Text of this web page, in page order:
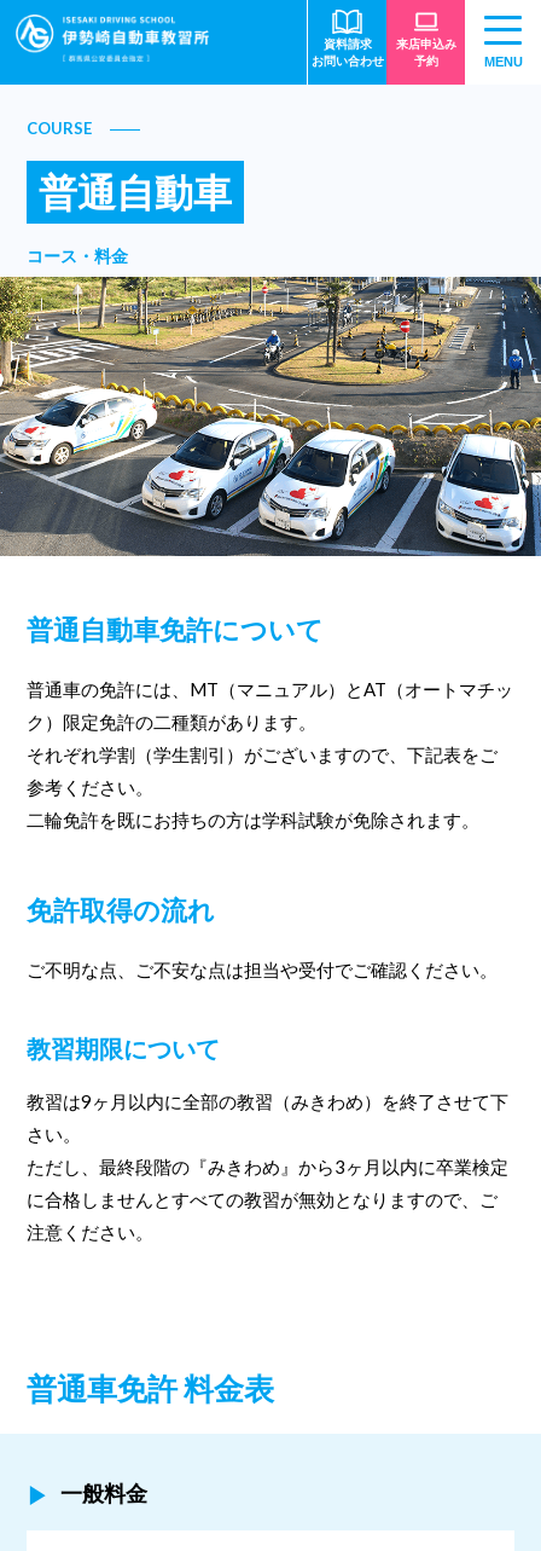
資料請求
お問い合わせ
来店申込み
予約
MENU
COURSE
普通自動車
コース・料金
普通自動車免許について
普通車の免許には、MT（マニュアル）とAT（オートマチッ
ク）限定免許の二種類があります。
それぞれ学割（学生割引）がございますので、下記表をご
参考ください。
二輪免許を既にお持ちの方は学科試験が免除されます。
免許取得の流れ
ご不明な点、ご不安な点は担当や受付でご確認ください。
教習期限について
教習は9ヶ月以内に全部の教習（みきわめ）を終了させて下
さい。
ただし、最終段階の『みきわめ』から3ヶ月以内に卒業検定
に合格しませんとすべての教習が無効となりますので、ご
注意ください。
普通車免許 料金表
一般料金